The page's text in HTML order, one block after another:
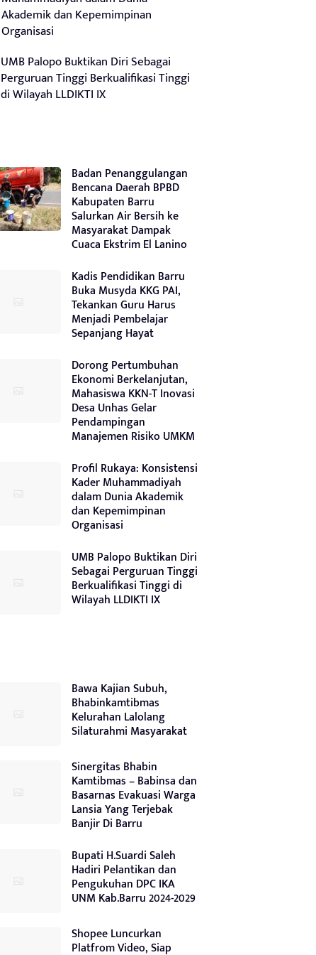
Akademik dan Kepemimpinan
Organisasi
UMB Palopo Buktikan Diri Sebagai
Perguruan Tinggi Berkualifikasi Tinggi
di Wilayah LLDIKTI IX
Badan Penanggulangan
Bencana Daerah BPBD
Kabupaten Barru
Salurkan Air Bersih ke
Masyarakat Dampak
Cuaca Ekstrim El Lanino
Kadis Pendidikan Barru
Buka Musyda KKG PAI,
Tekankan Guru Harus
Menjadi Pembelajar
Sepanjang Hayat
Dorong Pertumbuhan
Ekonomi Berkelanjutan,
Mahasiswa KKN-T Inovasi
Desa Unhas Gelar
Pendampingan
Manajemen Risiko UMKM
Profil Rukaya: Konsistensi
Kader Muhammadiyah
dalam Dunia Akademik
dan Kepemimpinan
Organisasi
UMB Palopo Buktikan Diri
Sebagai Perguruan Tinggi
Berkualifikasi Tinggi di
Wilayah LLDIKTI IX
Bawa Kajian Subuh,
Bhabinkamtibmas
Kelurahan Lalolang
Silaturahmi Masyarakat
Sinergitas Bhabin
Kamtibmas – Babinsa dan
Basarnas Evakuasi Warga
Lansia Yang Terjebak
Banjir Di Barru
Bupati H.Suardi Saleh
Hadiri Pelantikan dan
Pengukuhan DPC IKA
UNM Kab.Barru 2024-2029
Shopee Luncurkan
Platfrom Video, Siap